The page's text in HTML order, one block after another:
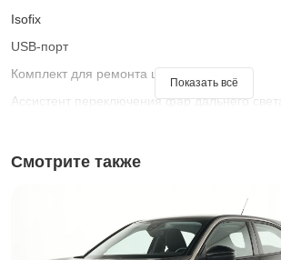
Isofix
USB-порт
Комплект для ремонта шин
Ассистент переключения фар дальнего света
Бортовой компьютер
Показать всё
Смотрите также